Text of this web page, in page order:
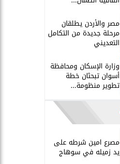
​مصر والأردن يطلقان
مرحلة جديدة من التكامل
التعديني
وزارة الإسكان ومحافظة
أسوان تبحثان خطة
تطوير منظومة...
مصرع امين شرطه على
يد زميله في سوهاج